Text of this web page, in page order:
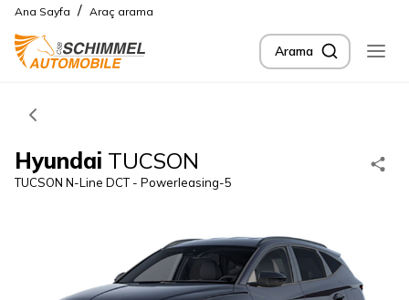
Ana Sayfa / Araç arama
Arama
Hyundai TUCSON
TUCSON N-Line DCT - Powerleasing-5